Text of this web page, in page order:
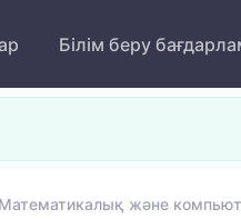
Білім беру
және